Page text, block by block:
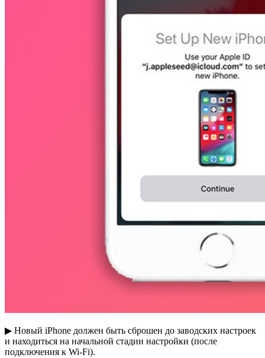
▶ Новый iPhone должен быть сброшен до заводских настроек
и находиться на начальной стадии настройки (после
подключения к Wi-Fi).